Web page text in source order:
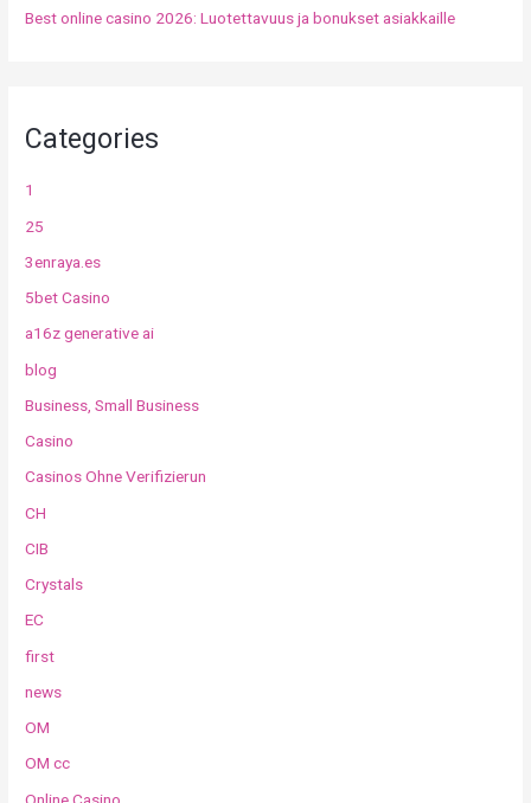
Best online casino 2026: Luotettavuus ja bonukset asiakkaille
Categories
1
25
3enraya.es
5bet Casino
a16z generative ai
blog
Business, Small Business
Casino
Casinos Ohne Verifizierun
CH
CIB
Crystals
EC
first
news
OM
OM cc
Online Casino